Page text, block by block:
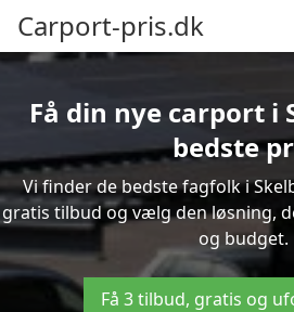
Carport-pris.dk
Få din nye carport i
bedste
Vi finder de bedste fagfolk i
gratis tilbud og vælg den løsning,
og budget.
Få 3 tilbud, gratis og